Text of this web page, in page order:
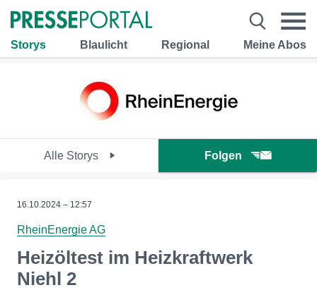
Storys Blaulicht Regional Meine Abos
Alle Storys Folgen
16.10.2024 – 12:57
RheinEnergie AG
Heizöltest im Heizkraftwerk
Niehl 2